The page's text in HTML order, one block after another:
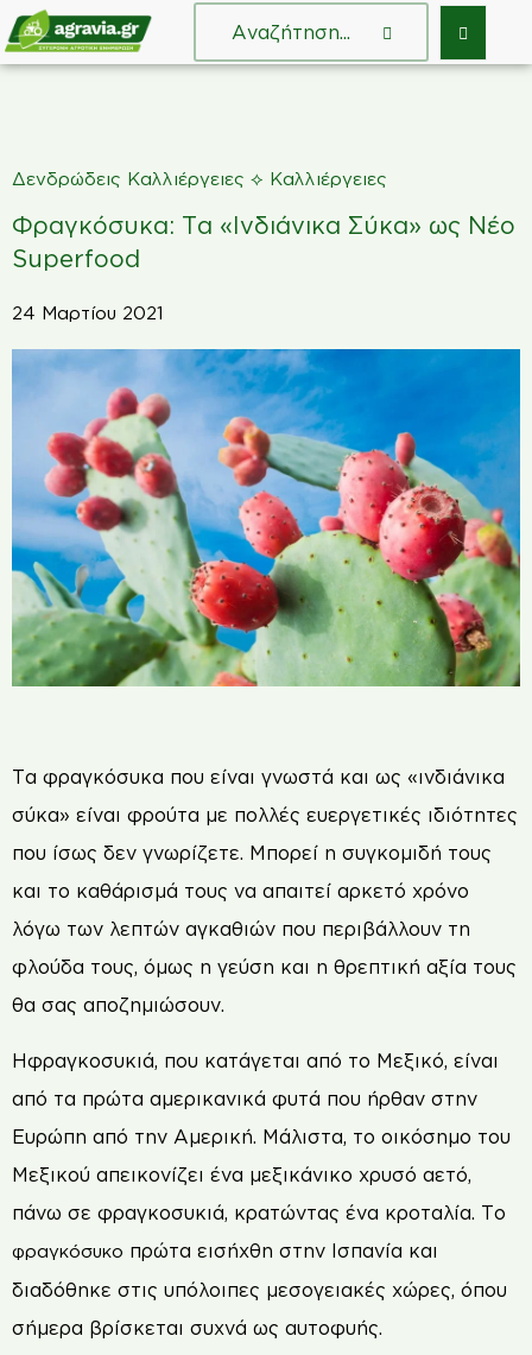
Δενδρώδεις Καλλιέργειες ⟡ Καλλιέργειες
Φραγκόσυκα: Τα «Ινδιάνικα Σύκα» ως Νέο
Superfood
24 Μαρτίου 2021
Τα φραγκόσυκα που είναι γνωστά και ως «ινδιάνικα
σύκα» είναι φρούτα με πολλές ευεργετικές ιδιότητες
που ίσως δεν γνωρίζετε. Μπορεί η συγκομιδή τους
και το καθάρισμά τους να απαιτεί αρκετό χρόνο
λόγω των λεπτών αγκαθιών που περιβάλλουν τη
φλούδα τους, όμως η γεύση και η θρεπτική αξία τους
θα σας αποζημιώσουν.
Ηφραγκοσυκιά, που κατάγεται από το Μεξικό, είναι
από τα πρώτα αμερικανικά φυτά που ήρθαν στην
Ευρώπη από την Αμερική. Μάλιστα, το οικόσημο του
Μεξικού απεικονίζει ένα μεξικάνικο χρυσό αετό,
πάνω σε φραγκοσυκιά, κρατώντας ένα κροταλία. Το
φραγκόσυκο πρώτα εισήχθη στην Ισπανία και
διαδόθηκε στις υπόλοιπες μεσογειακές χώρες, όπου
σήμερα βρίσκεται συχνά ως αυτοφυής.